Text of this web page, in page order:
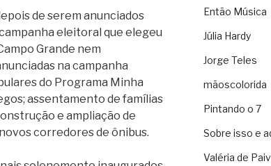
de serem anunciados
eleitoral que elegeu
Grande nem
na campanha
do Programa Minha
assentamento de famílias
e ampliação de
corredores de ônibus.
Então Música
Júlia Hardy
Jorge Teles
mãoscolorida
Pintando o 7
Sobre isso e
Valéria de